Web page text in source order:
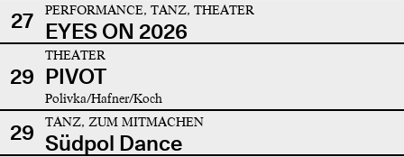
27 PERFORMANCE, TANZ, THEATER
EYES ON 2026
29
THEATER
PIVOT
Polivka/Hafner/Koch
29 TANZ, ZUM MITMACHEN
Südpol Dance